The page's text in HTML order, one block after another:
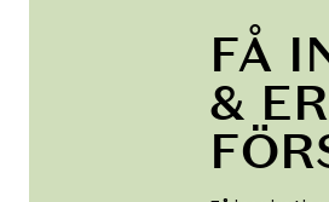
FÅ
&